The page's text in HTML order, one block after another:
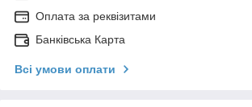
Оплата за реквізитами
Банківська Карта
Всі умови оплати